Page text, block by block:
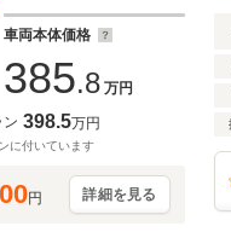
ーシート 禁煙車
車両本体価格
385.8 万円
ン 398.5万円
に付いています
円 詳細を見る